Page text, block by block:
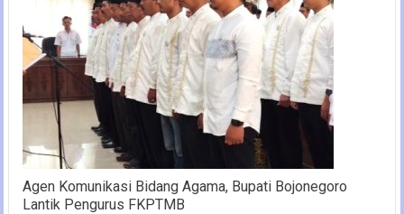
Agen Komunikasi Bidang Agama, Bupati Bojonegoro
Lantik Pengurus FKPTMB